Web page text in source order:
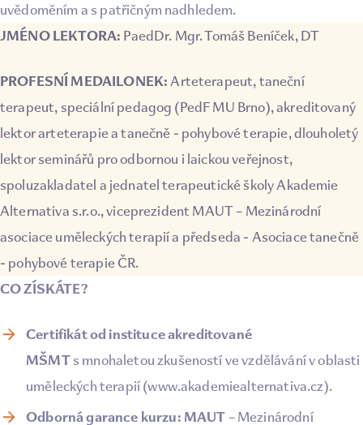
uvědoměním a s patřičným nadhledem.
JMÉNO LEKTORA: PaedDr. Mgr. Tomáš Beníček, DT
PROFESNÍ MEDAILONEK:Arteterapeut, taneční
terapeut, speciální pedagog (PedF MU Brno), akreditovaný
lektor arteterapie a tanečně - pohybové terapie, dlouholetý
lektor seminářů pro odbornou i laickou veřejnost,
spoluzakladatel a jednatel terapeutické školy Akademie
Alternativa s.r.o., viceprezident MAUT – Mezinárodní
asociace uměleckých terapií a předseda - Asociace tanečně
- pohybové terapie ČR.
CO ZÍSKÁTE?
Certifikát od instituce akreditované
MŠMTs mnohaletou zkušeností ve vzdělávání v oblasti
uměleckých terapií (www.akademiealternativa.cz).
Odborná garance kurzu: MAUT – Mezinárodní